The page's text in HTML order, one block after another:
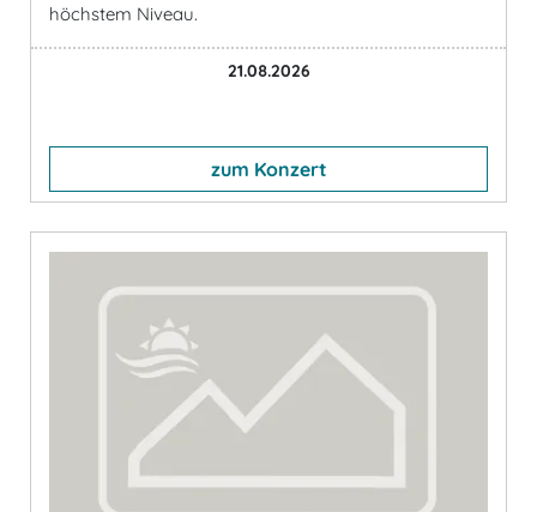
höchstem Niveau.
21.08.2026
zum Konzert